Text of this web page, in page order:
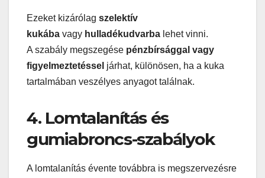
Ezeket kizárólag szelektív
kukába vagy hulladékudvarba lehet vinni.
A szabály megszegése pénzbírsággal vagy
figyelmeztetéssel járhat, különösen, ha a kuka
tartalmában veszélyes anyagot találnak.
4. Lomtalanítás és
gumiabroncs-szabályok
A lomtalanítás évente továbbra is megszervezésre